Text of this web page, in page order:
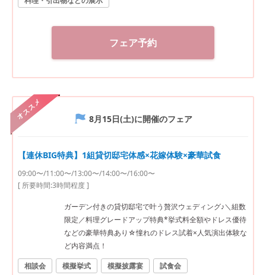
フェア予約
オススメ 8月15日(土)に開催のフェア
【連休BIG特典】1組貸切邸宅体感×花嫁体験×豪華試食
09:00〜/11:00〜/13:00〜/14:00〜/16:00〜
[ 所要時間:3時間程度]
ガーデン付きの貸切邸宅で叶う贅沢ウェディング♪＼組数
限定／料理グレードアップ特典*挙式料全額やドレス優待
などの豪華特典あり☆憧れのドレス試着×人気演出体験な
ど内容満点！
相談会
模擬挙式 模擬披露宴
試食会